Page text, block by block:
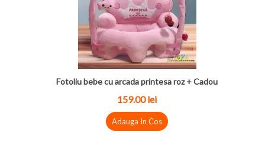
Fotoliu bebe cu arcada printesa roz + Cadou
159.00lei
Adauga In Cos